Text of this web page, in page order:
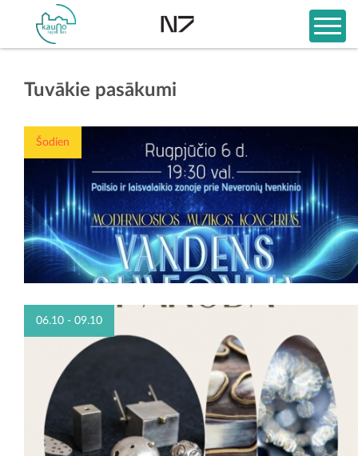
Tuvākie pasākumi
Šodien
06.10 - 09.10